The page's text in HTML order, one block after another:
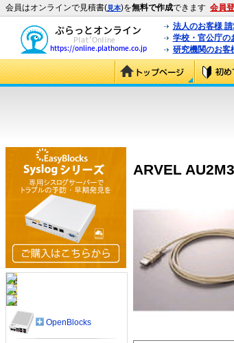
会員はオンラインで見積書(見本)を無料で作成できます 会員
法人のお客様
学校・官公庁の
研究機関のお客
ARVEL
OpenBlocks